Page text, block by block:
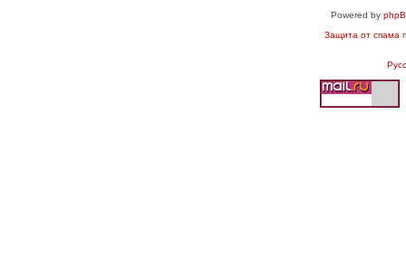
Powered by
Защита от спама